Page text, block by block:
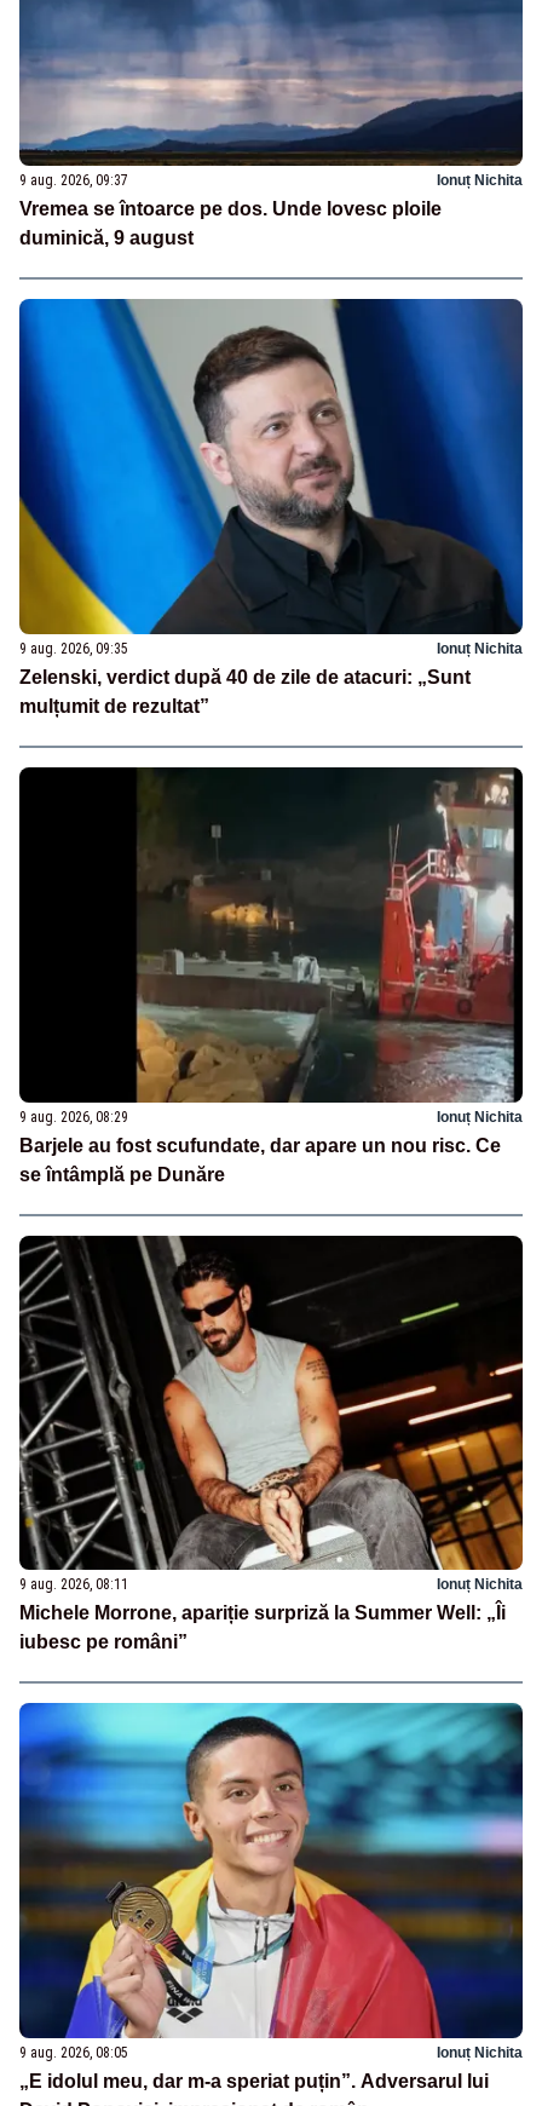
9 aug. 2026, 09:37 Ionuț Nichita
Vremea se întoarce pe dos. Unde lovesc ploile
duminică, 9 august
9 aug. 2026, 09:35 Ionuț Nichita
Zelenski, verdict după 40 de zile de atacuri: „Sunt
mulțumit de rezultat”
9 aug. 2026, 08:29 Ionuț Nichita
Barjele au fost scufundate, dar apare un nou risc. Ce
se întâmplă pe Dunăre
9 aug. 2026, 08:11 Ionuț Nichita
Michele Morrone, apariție surpriză la Summer Well: „Îi
iubesc pe români”
9 aug. 2026, 08:05 Ionuț Nichita
„E idolul meu, dar m-a speriat puțin”. Adversarul lui